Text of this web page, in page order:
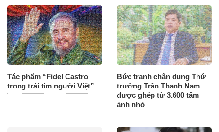
Tác phẩm “Fidel Castro
trong trái tim người Việt”
Bức tranh chân dung Thứ
trưởng Trần Thanh Nam
được ghép từ 3.600 tấm
ảnh nhỏ